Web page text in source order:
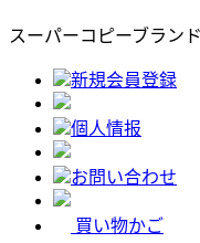
スーパーコピーブラン
新規会員登録
個人情报
お問い合わせ
買い物かご